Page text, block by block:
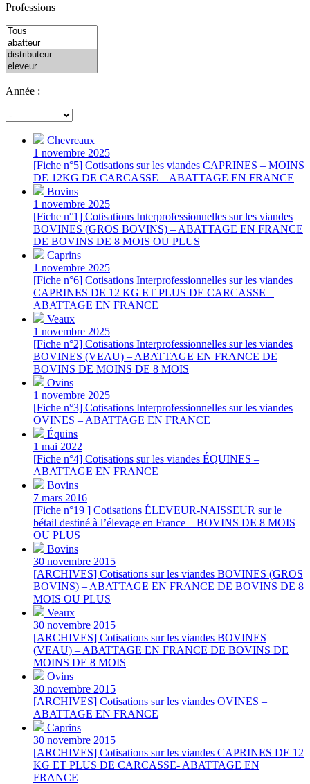
Professions
Année :
Chevreaux
1 novembre 2025
[Fiche n°5] Cotisations sur les viandes CAPRINES – MOINS
DE 12KG DE CARCASSE – ABATTAGE EN FRANCE
Bovins
1 novembre 2025
[Fiche n°1] Cotisations Interprofessionnelles sur les viandes
BOVINES (GROS BOVINS) – ABATTAGE EN FRANCE
DE BOVINS DE 8 MOIS OU PLUS
Caprins
1 novembre 2025
[Fiche n°6] Cotisations Interprofessionnelles sur les viandes
CAPRINES DE 12 KG ET PLUS DE CARCASSE –
ABATTAGE EN FRANCE
Veaux
1 novembre 2025
[Fiche n°2] Cotisations Interprofessionnelles sur les viandes
BOVINES (VEAU) – ABATTAGE EN FRANCE DE
BOVINS DE MOINS DE 8 MOIS
Ovins
1 novembre 2025
[Fiche n°3] Cotisations Interprofessionnelles sur les viandes
OVINES – ABATTAGE EN FRANCE
Équins
1 mai 2022
[Fiche n°4] Cotisations sur les viandes ÉQUINES –
ABATTAGE EN FRANCE
Bovins
7 mars 2016
[Fiche n°19 ] Cotisations ÉLEVEUR-NAISSEUR sur le
bétail destiné à l’élevage en France – BOVINS DE 8 MOIS
OU PLUS
Bovins
30 novembre 2015
[ARCHIVES] Cotisations sur les viandes BOVINES (GROS
BOVINS) – ABATTAGE EN FRANCE DE BOVINS DE 8
MOIS OU PLUS
Veaux
30 novembre 2015
[ARCHIVES] Cotisations sur les viandes BOVINES
(VEAU) – ABATTAGE EN FRANCE DE BOVINS DE
MOINS DE 8 MOIS
Ovins
30 novembre 2015
[ARCHIVES] Cotisations sur les viandes OVINES –
ABATTAGE EN FRANCE
Caprins
30 novembre 2015
[ARCHIVES] Cotisations sur les viandes CAPRINES DE 12
KG ET PLUS DE CARCASSE- ABATTAGE EN
FRANCE